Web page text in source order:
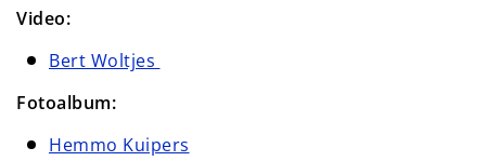
Video:
Bert Woltjes
Fotoalbum:
Hemmo Kuipers